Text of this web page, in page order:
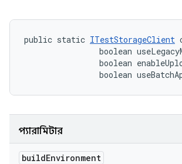
public static ITestStorageClient
boolean
boolean
boolean
প্যারামিটার
buildEnvironment